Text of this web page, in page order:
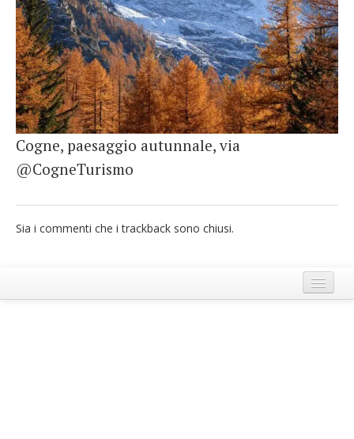
German
English
Spanish
French
Italiano
Cogne, paesaggio autunnale, via
@CogneTurismo
Sia i commenti che i trackback sono chiusi.